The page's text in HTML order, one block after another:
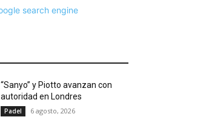
“Sanyo” y Piotto avanzan con
autoridad en Londres
Padel 6 agosto, 2026